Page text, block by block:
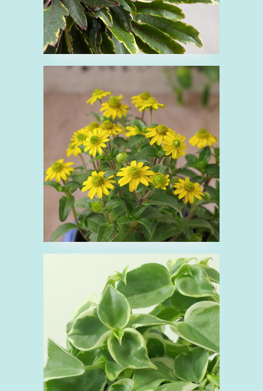
■サンビタリア
キク科 花 黄
■ペペロミア
コショウ科 多肉植物 緑 観葉植